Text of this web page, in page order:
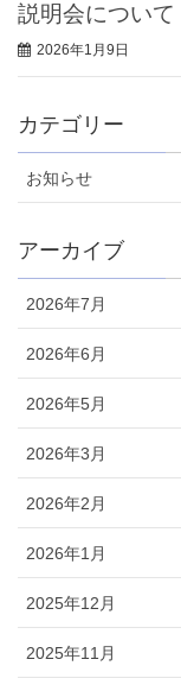
説明会について
2026年1月9日
カテゴリー
お知らせ
アーカイブ
2026年7月
2026年6月
2026年5月
2026年3月
2026年2月
2026年1月
2025年12月
2025年11月